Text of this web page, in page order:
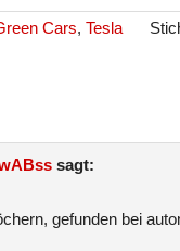
Cars, Tesla
sagt:
gefunden bei